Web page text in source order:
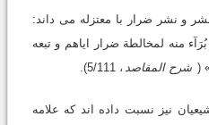
و نشر ضرار با معتزله مى داند:
منه لمخالطة ضرار ایاهم و تبعه
( شرح المقاصد ، 5/111).
نیز نسبت داده اند که علامه